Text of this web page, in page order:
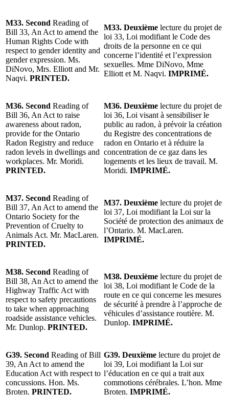
M33. Second Reading of
Bill 33, An Act to amend the
Human Rights Code with
respect to gender identity and
gender expression. Ms.
DiNovo, Mrs. Elliott and Mr.
Naqvi. PRINTED.
M33. Deuxième lecture du projet de
loi 33, Loi modifiant le Code des
droits de la personne en ce qui
concerne l’identité et l’expression
sexuelles. Mme DiNovo, Mme
Elliott et M. Naqvi. IMPRIMÉ.
M36. Second Reading of
Bill 36, An Act to raise
awareness about radon,
provide for the Ontario
Radon Registry and reduce
radon levels in dwellings and
workplaces. Mr. Moridi.
PRINTED.
M36. Deuxième lecture du projet de
loi 36, Loi visant à sensibiliser le
public au radon, à prévoir la création
du Registre des concentrations de
radon en Ontario et à réduire la
concentration de ce gaz dans les
logements et les lieux de travail. M.
Moridi. IMPRIMÉ.
M37. Second Reading of
Bill 37, An Act to amend the
Ontario Society for the
Prevention of Cruelty to
Animals Act. Mr. MacLaren.
PRINTED.
M37. Deuxième lecture du projet de
loi 37, Loi modifiant la Loi sur la
Société de protection des animaux de
l’Ontario. M. MacLaren.
IMPRIMÉ.
M38. Second Reading of
Bill 38, An Act to amend the
Highway Traffic Act with
respect to safety precautions
to take when approaching
roadside assistance vehicles.
Mr. Dunlop. PRINTED.
M38. Deuxième lecture du projet de
loi 38, Loi modifiant le Code de la
route en ce qui concerne les mesures
de sécurité à prendre à l’approche de
véhicules d’assistance routière. M.
Dunlop. IMPRIMÉ.
G39. Second Reading of Bill
39, An Act to amend the
Education Act with respect to
concussions. Hon. Ms.
Broten. PRINTED.
G39. Deuxième lecture du projet de
loi 39, Loi modifiant la Loi sur
l’éducation en ce qui a trait aux
commotions cérébrales. L’hon. Mme
Broten. IMPRIMÉ.